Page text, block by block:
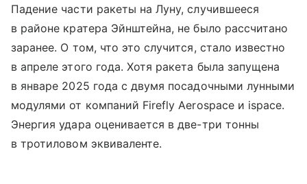
Падение части ракеты на Луну, случившееся
в районе кратера Эйнштейна, не было рассчитано
заранее. О том, что это случится, стало известно
в апреле этого года. Хотя ракета была запущена
в январе 2025 года с двумя посадочными лунными
модулями от компаний Firefly Aerospace и ispace.
Энергия удара оценивается в две-три тонны
в тротиловом эквиваленте.